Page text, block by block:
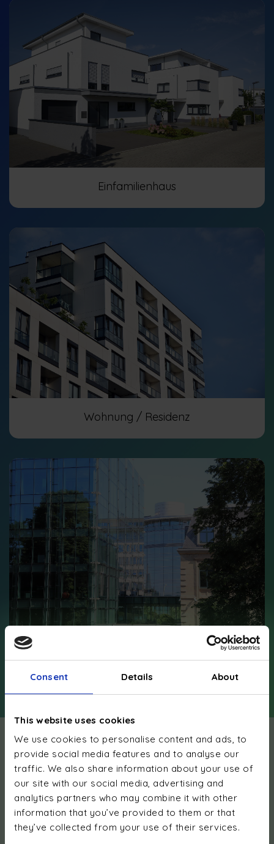
Consent Details About
This website uses cookies
We use cookies to personalise content and ads, to
provide social media features and to analyse our
traffic. We also share information about your use of
our site with our social media, advertising and
analytics partners who may combine it with other
information that you’ve provided to them or that
they’ve collected from your use of their services.
Einfamilienhaus
Wohnung / Residenz
Geschäftskunden / Verwaltung
Nachhaltiges
Energiemanagement
Wir begleiten Privatpersonen, Unternehmen,
Hausverwaltungen und Gemeinden bei ihrenEnergie­